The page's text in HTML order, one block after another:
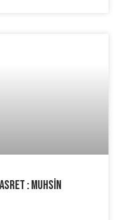
: Muhsin